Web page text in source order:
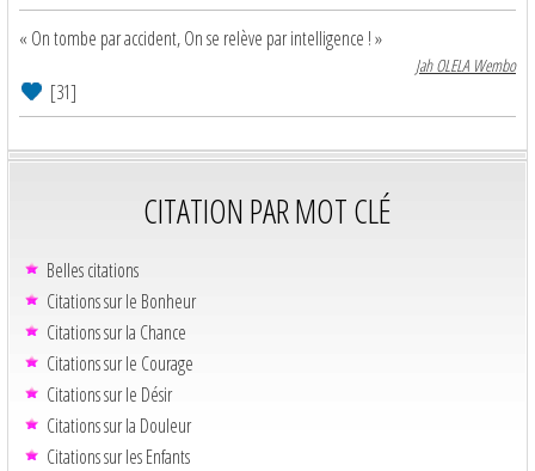
« On tombe par accident, On se relève par intelligence ! »
Jah OLELA Wembo
[31]
CITATION PAR MOT CLÉ
Belles citations
Citations sur le Bonheur
Citations sur la Chance
Citations sur le Courage
Citations sur le Désir
Citations sur la Douleur
Citations sur les Enfants